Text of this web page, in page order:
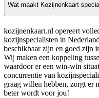
Wat maakt Kozijnenkaart
kozijnenkaart.nl opereert
kozijnspecialisten in
beschikbaar zijn en goed zijn
Wij maken een koppeling
waardoor er een win-win
concurrentie van
graag willen hebben, zorgt er
beter wordt voor jou!